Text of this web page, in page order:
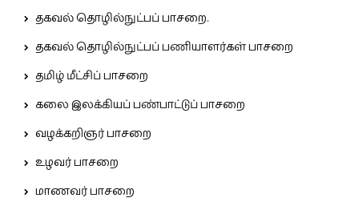
தகவல் தொழில்நுட்பப் பாசறை.
தகவல் தொழில்நுட்பப் பணியாளர்கள் பாசறை
தமிழ் மீட்சிப் பாசறை
கலை இலக்கியப் பண்பாட்டுப் பாசறை
வழக்கறிஞர் பாசறை
உழவர் பாசறை
மாணவர் பாசறை